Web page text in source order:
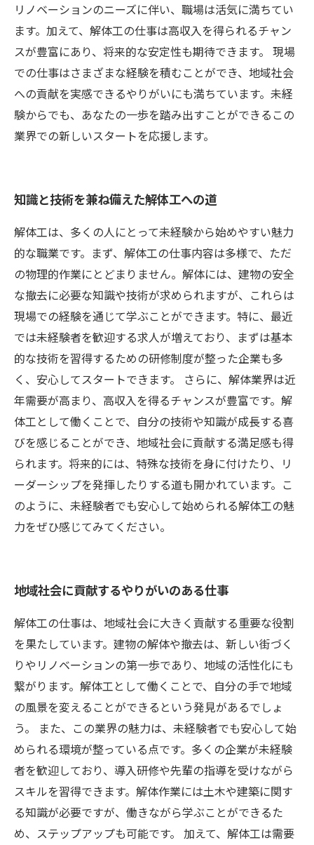
リノベーションのニーズに伴い、職場は活気に満ちてい
ます。加えて、解体工の仕事は高収入を得られるチャン
スが豊富にあり、将来的な安定性も期待できます。 現場
での仕事はさまざまな経験を積むことができ、地域社会
への貢献を実感できるやりがいにも満ちています。未経
験からでも、あなたの一歩を踏み出すことができるこの
業界での新しいスタートを応援します。
知識と技術を兼ね備えた解体工への道
解体工は、多くの人にとって未経験から始めやすい魅力
的な職業です。まず、解体工の仕事内容は多様で、ただ
の物理的作業にとどまりません。解体には、建物の安全
な撤去に必要な知識や技術が求められますが、これらは
現場での経験を通じて学ぶことができます。特に、最近
では未経験者を歓迎する求人が増えており、まずは基本
的な技術を習得するための研修制度が整った企業も多
く、安心してスタートできます。 さらに、解体業界は近
年需要が高まり、高収入を得るチャンスが豊富です。解
体工として働くことで、自分の技術や知識が成長する喜
びを感じることができ、地域社会に貢献する満足感も得
られます。将来的には、特殊な技術を身に付けたり、リ
ーダーシップを発揮したりする道も開かれています。こ
のように、未経験者でも安心して始められる解体工の魅
力をぜひ感じてみてください。
地域社会に貢献するやりがいのある仕事
解体工の仕事は、地域社会に大きく貢献する重要な役割
を果たしています。建物の解体や撤去は、新しい街づく
りやリノベーションの第一歩であり、地域の活性化にも
繋がります。解体工として働くことで、自分の手で地域
の風景を変えることができるという発見があるでしょ
う。 また、この業界の魅力は、未経験者でも安心して始
められる環境が整っている点です。多くの企業が未経験
者を歓迎しており、導入研修や先輩の指導を受けながら
スキルを習得できます。解体作業には土木や建築に関す
る知識が必要ですが、働きながら学ぶことができるた
め、ステップアップも可能です。 加えて、解体工は需要